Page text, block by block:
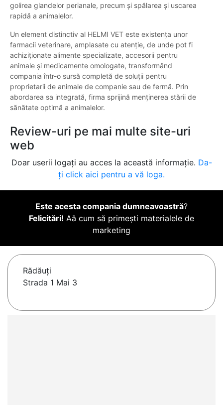
golirea glandelor perianale, precum și spălarea și uscarea
rapidă a animalelor.
Un element distinctiv al HELMI VET este existența unor
farmacii veterinare, amplasate cu atenție, de unde pot fi
achiziționate alimente specializate, accesorii pentru
animale și medicamente omologate, transformând
compania într-o sursă completă de soluții pentru
proprietarii de animale de companie sau de fermă. Prin
abordarea sa integrată, firma sprijină menținerea stării de
sănătate optimă a animalelor.
Review-uri pe mai multe site-uri
web
Doar userii logați au acces la această informație. Da-
ți click aici pentru a vă loga.
Este acesta compania dumneavoastră?
Felicitări! Aă cum să primești materialele de
marketing
Rădăuţi
Strada 1 Mai 3